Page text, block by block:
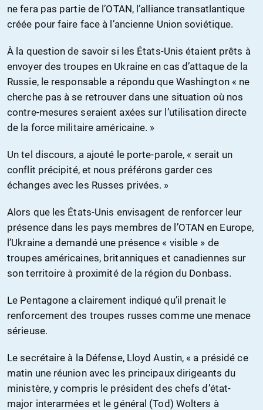
ne fera pas partie de l’OTAN, l’alliance transatlantique
créée pour faire face à l’ancienne Union soviétique.
À la question de savoir si les États-Unis étaient prêts à
envoyer des troupes en Ukraine en cas d’attaque de la
Russie, le responsable a répondu que Washington « ne
cherche pas à se retrouver dans une situation où nos
contre-mesures seraient axées sur l’utilisation directe
de la force militaire américaine. »
Un tel discours, a ajouté le porte-parole, « serait un
conflit précipité, et nous préférons garder ces
échanges avec les Russes privées. »
Alors que les États-Unis envisagent de renforcer leur
présence dans les pays membres de l’OTAN en Europe,
l’Ukraine a demandé une présence « visible » de
troupes américaines, britanniques et canadiennes sur
son territoire à proximité de la région du Donbass.
Le Pentagone a clairement indiqué qu’il prenait le
renforcement des troupes russes comme une menace
sérieuse.
Le secrétaire à la Défense, Lloyd Austin, « a présidé ce
matin une réunion avec les principaux dirigeants du
ministère, y compris le président des chefs d’état-
major interarmées et le général (Tod) Wolters à